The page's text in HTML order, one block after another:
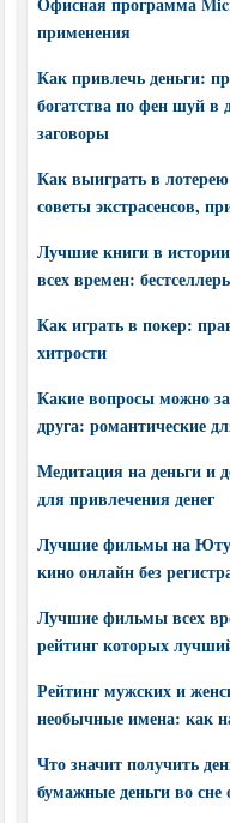
применения
Как привлечь деньги:
богатства по фен шуй
заговоры
Как выиграть в
советы экстрасенсов,
Лучшие книги в
всех времен:
Как играть в покер:
хитрости
Какие вопросы можно
друга: романтические
Медитация на деньги и
для привлечения денег
Лучшие фильмы на
кино онлайн без
Лучшие фильмы всех
рейтинг которых
Рейтинг мужских и
необычные имена: как
Что значит получить
бумажные деньги во